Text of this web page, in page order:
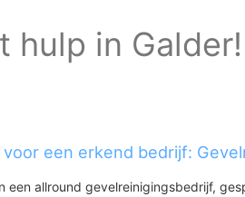
hulp in Galder!
voor een erkend bedrijf:
een allround gevelreinigingsbedrijf,